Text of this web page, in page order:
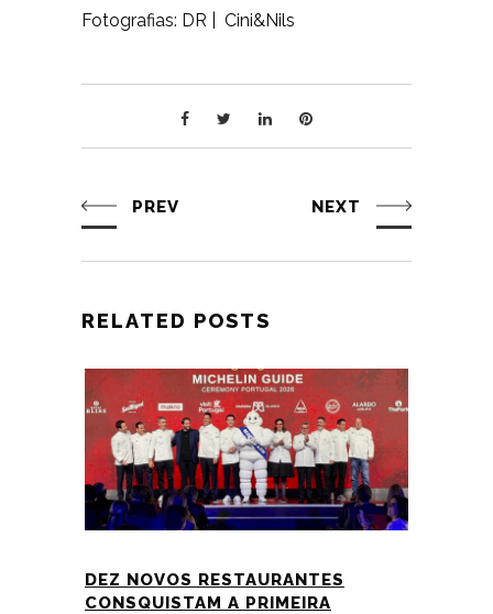
Fotografias: DR | Cini&Nils
PREV NEXT
RELATED POSTS
DEZ NOVOS RESTAURANTES
CONSQUISTAM A PRIMEIRA